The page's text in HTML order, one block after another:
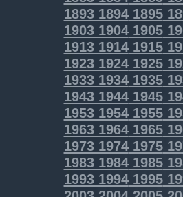
189318941895
190319041905
191319141915
192319241925
193319341935
194319441945
195319541955
196319641965
197319741975
198319841985
199319941995